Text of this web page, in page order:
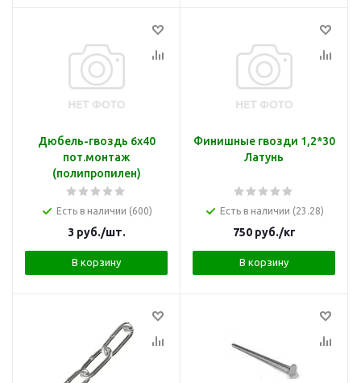
Дюбель-гвоздь 6х40
пот.монтаж
(полипропилен)
Есть в наличии (600)
3 руб./шт.
В корзину
Финишные гвозди 1,2*30
Латунь
Есть в наличии (23.28)
750руб./кг
В корзину